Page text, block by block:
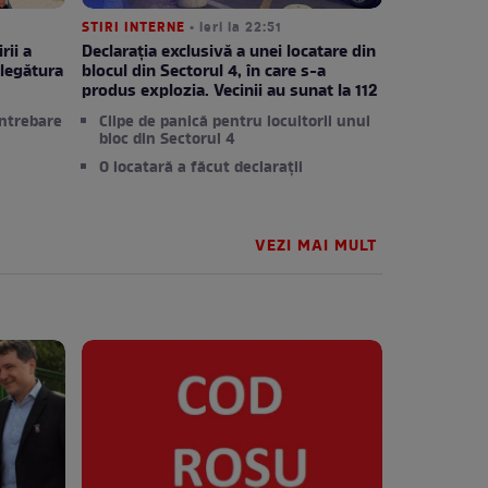
a
STIRI INTERNE • ieri la 22:51
Declarația exclusivă a unei locatare din
blocul din Sectorul 4, în care s-a
produs explozia. Vecinii au sunat la 112
Clipe de panică pentru locuitorii unui
bloc din Sectorul 4
O locatară a făcut declarații
VEZI MAI MULT